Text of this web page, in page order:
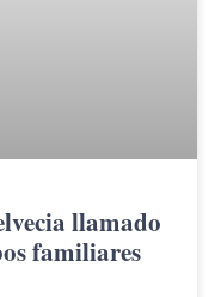
llamado
familiares